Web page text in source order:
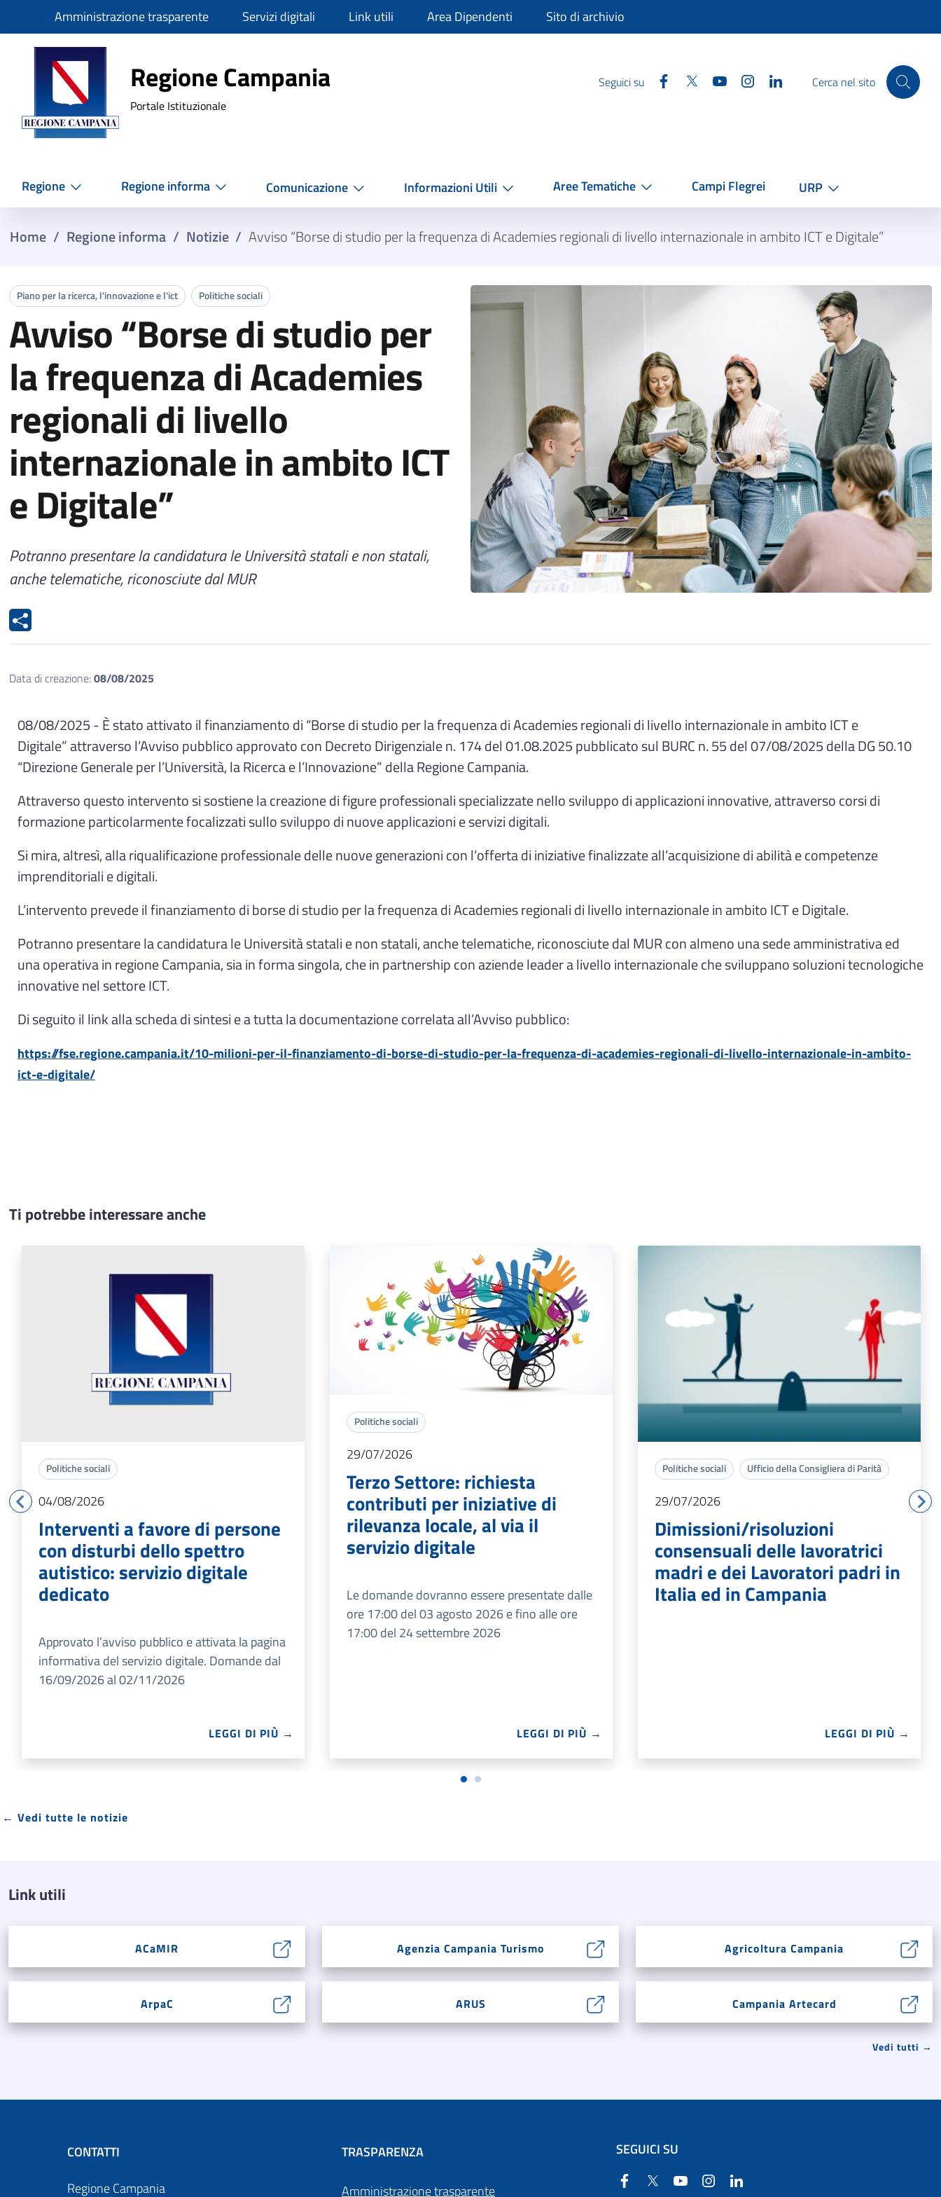
SlimAmministrazione trasparente Servizi digitali Link utili Area Dipendenti Sito di archivio
Regione Campania
Regione Campania
Portale Istituzionale
Seguici su Facebook
Twitter YouTube InstagramLinkedinCerca nel sito
Regione Regione informa Comunicazione Informazioni Utili Aree Tematiche Campi Flegrei URP
Home / Regione informa / Notizie / Avviso “Borse di studio per la frequenza di Academies regionali di livello internazionale in ambito ICT e Digitale”
Piano per la ricerca, l'innovazione e l'ict Politiche sociali
Avviso “Borse di studio per
la frequenza di Academies
regionali di livello
internazionale in ambito ICT
e Digitale”
Potranno presentare la candidatura le Università statali e non statali,
anche telematiche, riconosciute dal MUR
Data di creazione:08/08/2025
08/08/2025 - È stato attivato il finanziamento di “Borse di studio per la frequenza di Academies regionali di livello internazionale in ambito ICT e
Digitale”attraverso l’Avviso pubblico approvato con Decreto Dirigenziale n. 174 del 01.08.2025 pubblicato sul BURC n. 55 del 07/08/2025 della DG 50.10
“Direzione Generale per l’Università, la Ricerca e l’Innovazione” della Regione Campania.
Attraverso questo intervento si sostiene la creazione di figure professionali specializzate nello sviluppo di applicazioni innovative, attraverso corsi di
formazione particolarmente focalizzati sullo sviluppo di nuove applicazioni e servizi digitali.
Si mira, altresì, alla riqualificazione professionale delle nuove generazioni con l’offerta di iniziative finalizzate all’acquisizione di abilità e competenze
imprenditoriali e digitali.
L’intervento prevede il finanziamento di borse di studio per la frequenza di Academies regionali di livello internazionale in ambito ICT e Digitale.
Potranno presentare la candidatura le Università statali e non statali, anche telematiche, riconosciute dal MUR con almeno una sede amministrativa ed
una operativa in regione Campania, sia in forma singola, che in partnership con aziende leader a livello internazionale che sviluppano soluzioni tecnologiche
innovative nel settore ICT.
Di seguito il link alla scheda di sintesi e a tutta la documentazione correlata all’Avviso pubblico:
https://fse.regione.campania.it/10-milioni-per-il-finanziamento-di-borse-di-studio-per-la-frequenza-di-academies-regionali-di-livello-internazionale-in-ambito-
ict-e-digitale/
Ti potrebbe interessare anche
Politiche sociali
04/08/2026
Interventi a favore di persone
con disturbi dello spettro
autistico: servizio digitale
dedicato
Approvato l’avviso pubblico e attivata la pagina
informativa del servizio digitale. Domande dal
16/09/2026 al 02/11/2026
LEGGI DI PIÙ →
Politiche sociali
29/07/2026
Terzo Settore: richiesta
contributi per iniziative di
rilevanza locale, al via il
servizio digitale
Le domande dovranno essere presentate dalle
ore 17:00 del 03 agosto 2026 e fino alle ore
17:00 del 24 settembre 2026
LEGGI DI PIÙ →
Politiche sociali Ufficio della Consigliera di Parità
29/07/2026
Dimissioni/risoluzioni
consensuali delle lavoratrici
madri e dei Lavoratori padri in
Italia ed in Campania
LEGGI DI PIÙ →
← Vedi tutte le notizie
Link utili
ACaMIR Agenzia Campania Turismo Agricoltura Campania
ArpaC ARUS Campania Artecard
Vedi tutti →
CONTATTI
Regione Campania
TRASPARENZA
Amministrazione trasparente
SEGUICI SU
Facebook
Twitter YouTube Instagram